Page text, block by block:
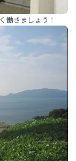
働きましょう！